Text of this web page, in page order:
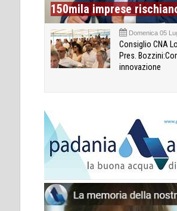
150mila imprese
Domenica 05
Consiglio CNA
Pres.
innovazione